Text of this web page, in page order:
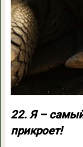
22. Я –
прикроет!